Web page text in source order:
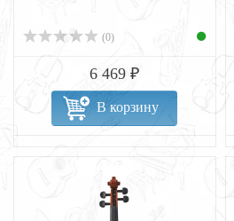
(0)
6 469 ₽
В корзину